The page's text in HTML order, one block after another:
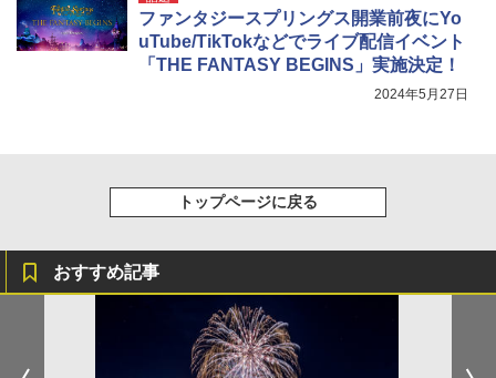
ファンタジースプリングス開業前夜にYo
uTube/TikTokなどでライブ配信イベント
「THE FANTASY BEGINS」実施決定！
2024年5月27日
トップページに戻る
おすすめ記事